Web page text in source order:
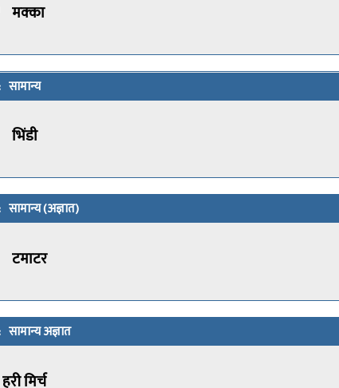
मक्का
सामान्य
भिंडी
सामान्य (अज्ञात)
टमाटर
सामान्य अज्ञात
हरी मिर्च